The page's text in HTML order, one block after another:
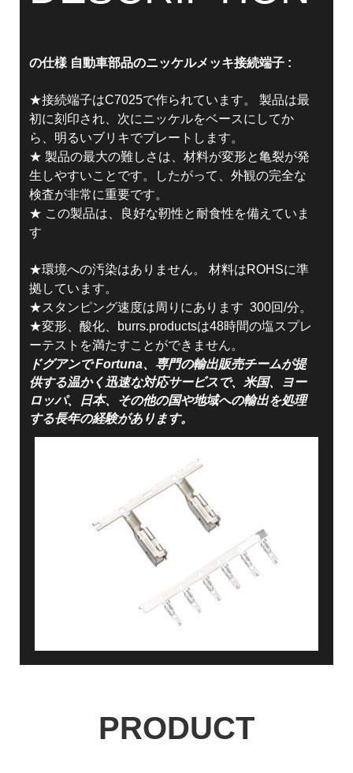
の仕様 自動車部品のニッケルメッキ接続端子 :
★接続端子はC7025で作られています。 製品は最
初に刻印され、次にニッケルをベースにしてか
ら、明るいブリキでプレートします。
★ 製品の最大の難しさは、材料が変形と亀裂が発
生しやすいことです。したがって、外観の完全な
検査が非常に重要です。
★ この製品は、良好な靭性と耐食性を備えていま
す
★環境への汚染はありません。 材料はROHSに準
拠しています。
★スタンピング速度は周りにあります 300回/分。
★変形、酸化、burrs.productsは48時間の塩スプレ
ーテストを満たすことができません。
ドグアンで Fortuna、専門の輸出販売チームが提
供する温かく迅速な対応サービスで、米国、ヨー
ロッパ、日本、その他の国や地域への輸出を処理
する長年の経験があります。
PRODUCT